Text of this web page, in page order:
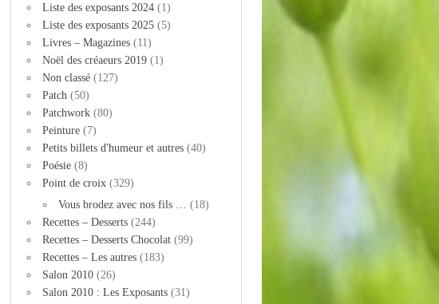
Liste des exposants 2024 (1)
Liste des exposants 2025 (5)
Livres – Magazines (11)
Noël des créaeurs 2019 (1)
Non classé (127)
Patch (50)
Patchwork (80)
Peinture (7)
Petits billets d'humeur et autres (40)
Poésie (8)
Point de croix (329)
Vous brodez avec nos fils …
(18)
Recettes – Desserts (244)
Recettes – Desserts Chocolat (99)
Recettes – Les autres (183)
Salon 2010 (26)
Salon 2010 : Les Exposants (31)